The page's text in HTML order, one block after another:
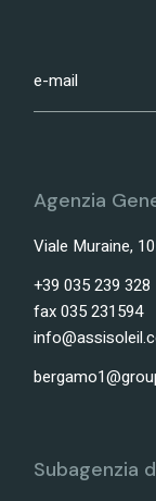
Agenzia
Viale Muraine,
+39 035 239 328
fax 035 231594
Subagenzia